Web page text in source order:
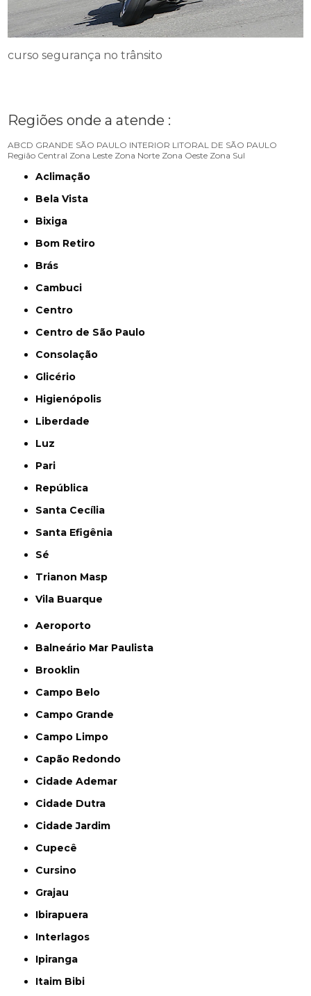
curso segurança no trânsito
Regiões onde a atende :
ABCD GRANDE SÃO PAULO INTERIOR LITORAL DE SÃO PAULO
Região Central Zona Leste Zona Norte Zona Oeste Zona Sul
Aclimação
Bela Vista
Bixiga
Bom Retiro
Brás
Cambuci
Centro
Centro de São Paulo
Consolação
Glicério
Higienópolis
Liberdade
Luz
Pari
República
Santa Cecília
Santa Efigênia
Sé
Trianon Masp
Vila Buarque
Aeroporto
Balneário Mar Paulista
Brooklin
Campo Belo
Campo Grande
Campo Limpo
Capão Redondo
Cidade Ademar
Cidade Dutra
Cidade Jardim
Cupecê
Cursino
Grajau
Ibirapuera
Interlagos
Ipiranga
Itaim Bibi